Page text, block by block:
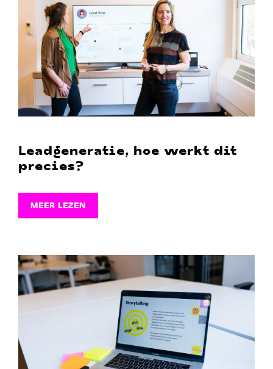
Leadgeneratie, hoe werkt dit
precies?
MEER LEZEN